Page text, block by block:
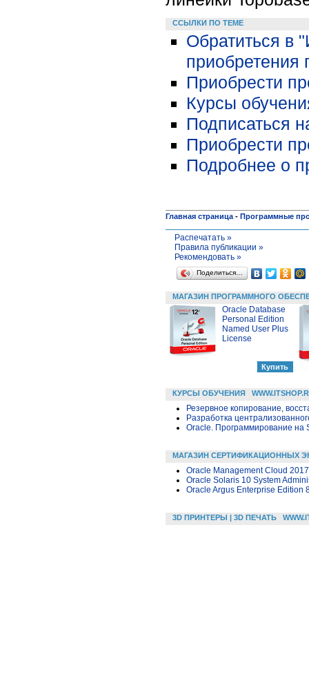
ССЫЛКИ ПО ТЕМЕ
Обратиться в
приобретения
Приобрести
Курсы
Подписаться
Приобрести
Подробнее о
Главная страница - Программные
Распечатать »
Правила публикации »
Рекомендовать »
Поделиться…
МАГАЗИН ПРОГРАММНОГО
Oracle Database
Personal Edition
Named User Plus
License
КУРСЫ ОБУЧЕНИЯ
Резервное копирование,
Разработка
Oracle. Программирование на
МАГАЗИН СЕРТИФИКАЦИОННЫХ
Oracle Management Cloud
Oracle Solaris 10 System
Oracle Argus Enterprise Edition
3D ПРИНТЕРЫ | 3D ПЕЧАТЬ